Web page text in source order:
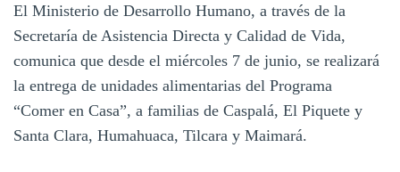
El Ministerio de Desarrollo Humano, a través de la
Secretaría de Asistencia Directa y Calidad de Vida,
comunica que desde el miércoles 7 de junio, se realizará
la entrega de unidades alimentarias del Programa
“Comer en Casa”, a familias de Caspalá, El Piquete y
Santa Clara, Humahuaca, Tilcara y Maimará.